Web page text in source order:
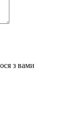
з вами